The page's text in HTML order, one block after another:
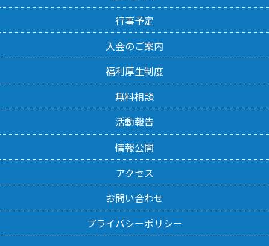
行事予定
入会のご案内
福利厚生制度
無料相談
活動報告
情報公開
アクセス
お問い合わせ
プライバシーポリシー